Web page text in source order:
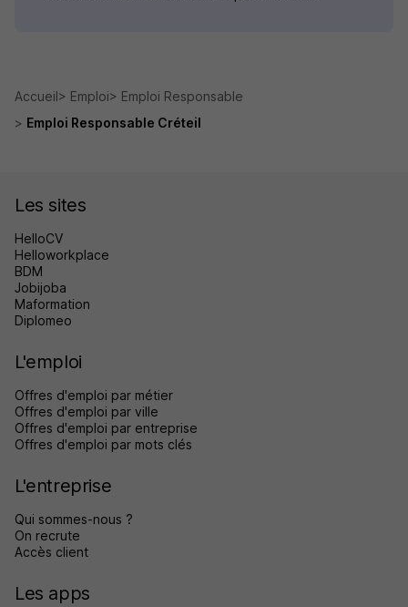
Accueil Emploi
Emploi Responsable
Emploi Responsable Créteil
Les sites
HelloCV
Helloworkplace
BDM
Jobijoba
Maformation
Diplomeo
L'emploi
Offres d'emploi par métier
Offres d'emploi par ville
Offres d'emploi par entreprise
Offres d'emploi par mots clés
L'entreprise
Qui sommes-nous ?
On recrute
Accès client
Les apps